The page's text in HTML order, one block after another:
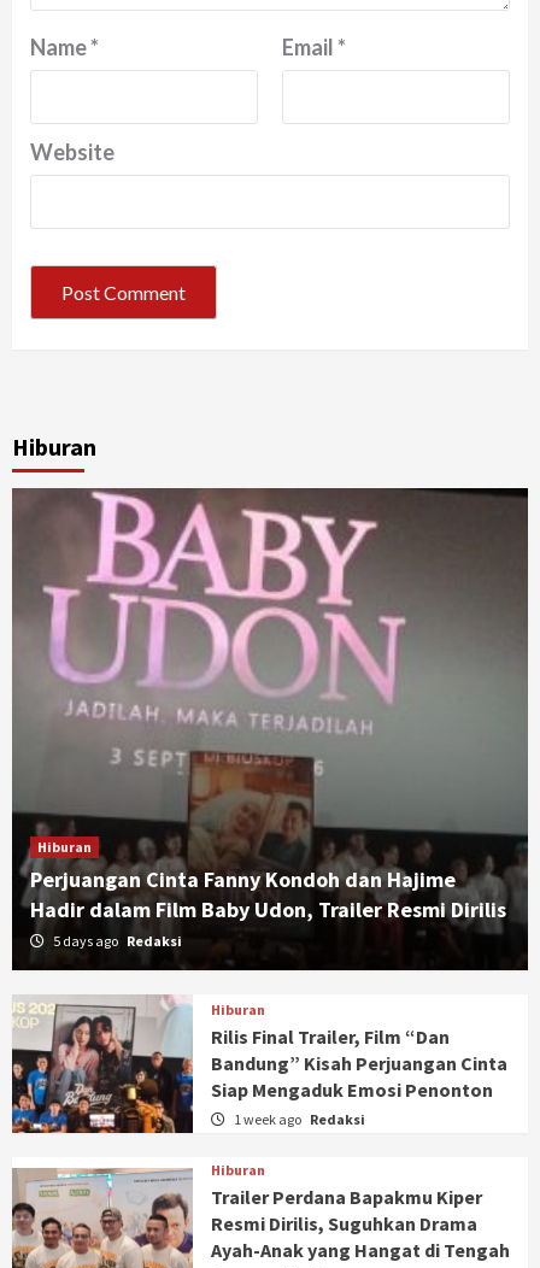
Name* Email*
Website
Hiburan
Hiburan
Perjuangan Cinta Fanny Kondoh dan Hajime
Hadir dalam Film Baby Udon, Trailer Resmi Dirilis
5 days ago Redaksi
Hiburan
Rilis Final Trailer, Film “Dan
Bandung” Kisah Perjuangan Cinta
Siap Mengaduk Emosi Penonton
1 week ago Redaksi
Hiburan
Trailer Perdana Bapakmu Kiper
Resmi Dirilis, Suguhkan Drama
Ayah-Anak yang Hangat di Tengah